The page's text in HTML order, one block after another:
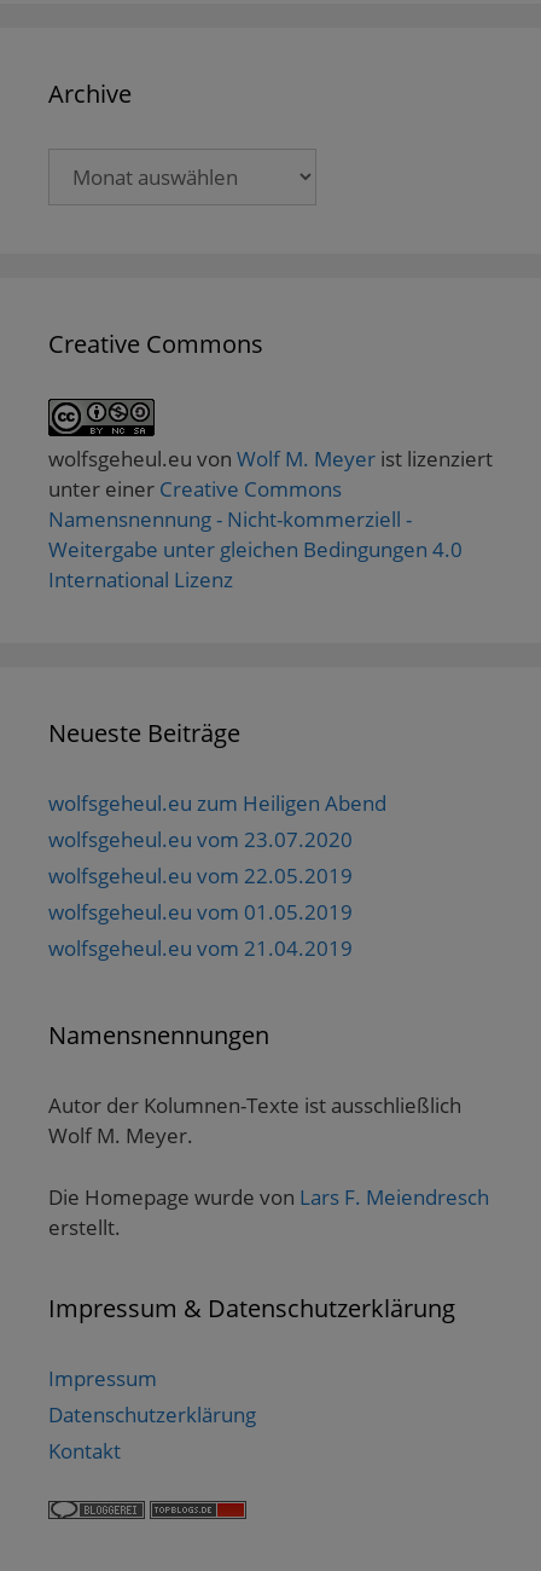
Archive
Creative Commons
wolfsgeheul.eu von Wolf M. Meyer ist lizenziert
unter einer Creative Commons
Namensnennung - Nicht-kommerziell -
Weitergabe unter gleichen Bedingungen 4.0
International Lizenz
Neueste Beiträge
wolfsgeheul.eu zum Heiligen Abend
wolfsgeheul.eu vom 23.07.2020
wolfsgeheul.eu vom 22.05.2019
wolfsgeheul.eu vom 01.05.2019
wolfsgeheul.eu vom 21.04.2019
Namensnennungen
Autor der Kolumnen-Texte ist ausschließlich
Wolf M. Meyer.
Die Homepage wurde von Lars F. Meiendresch
erstellt.
Impressum & Datenschutzerklärung
Impressum
Datenschutzerklärung
Kontakt